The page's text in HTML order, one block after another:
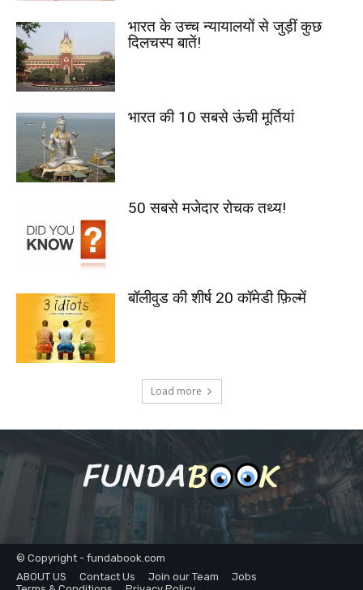
भारत के उच्च न्यायालयों से जुड़ीं कुछ
दिलचस्प बातें!
भारत की 10 सबसे ऊंची मूर्तियां
50 सबसे मजेदार रोचक तथ्य!
बॉलीवुड की शीर्ष 20 कॉमेडी फ़िल्में
Load more
© Copyright - fundabook.com
ABOUT US
Contact Us Join our Team
Jobs